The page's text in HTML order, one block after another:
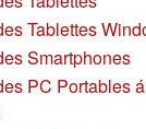
Tablettes
Smartphones
PC Portables